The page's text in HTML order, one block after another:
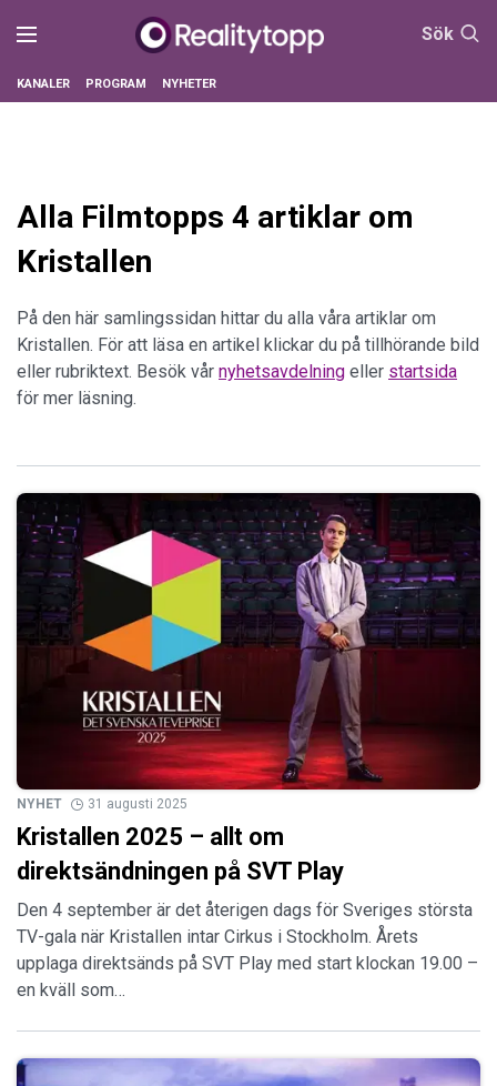
Sök
KANALER PROGRAM NYHETER
Alla Filmtopps 4 artiklar om
Kristallen
På den här samlingssidan hittar du alla våra artiklar om
Kristallen. För att läsa en artikel klickar du på tillhörande bild
eller rubriktext. Besök vår nyhetsavdelning eller startsida
för mer läsning.
NYHET 31 augusti 2025
Kristallen 2025 – allt om
direktsändningen på SVT Play
Den 4 september är det återigen dags för Sveriges största
TV-gala när Kristallen intar Cirkus i Stockholm. Årets
upplaga direktsänds på SVT Play med start klockan 19.00 –
en kväll som…